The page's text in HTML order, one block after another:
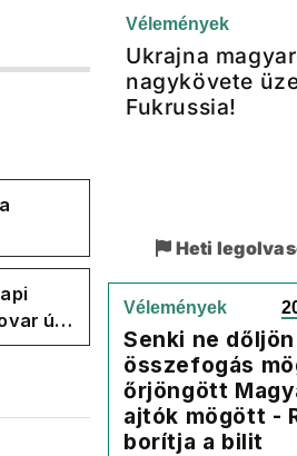
úr
a
Vélemények
Ukrajna
nagykövete
Fukrussia!
Heti
Vélemények
Senki ne
összefogás
őrjöngött
ajtók mögött -
borítja a bilit